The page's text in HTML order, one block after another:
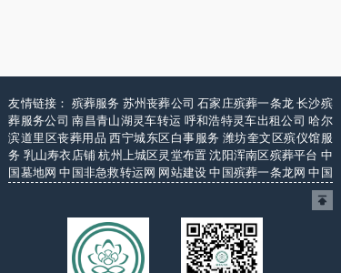
友情链接： 殡葬服务 苏州丧葬公司石家庄殡葬一条龙长沙殡
葬服务公司南昌青山湖灵车转运 呼和浩特灵车出租公司哈尔
滨道里区丧葬用品西宁城东区白事服务潍坊奎文区殡仪馆服
务 乳山寿衣店铺杭州上城区灵堂布置沈阳浑南区殡葬平台 中
国墓地网中国非急救转运网 网站建设中国殡葬一条龙网中国